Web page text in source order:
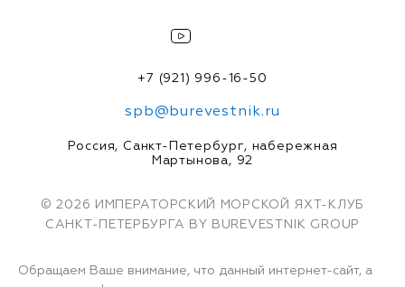
+7 (921) 996-16-50
spb@burevestnik.ru
Россия, Санкт-Петербург, набережная
Мартынова, 92
© 2026 ИМПЕРАТОРСКИЙ МОРСКОЙ ЯХТ-КЛУБ
САНКТ-ПЕТЕРБУРГА BY BUREVESTNIK GROUP
Обращаем Ваше внимание, что данный интернет-сайт, а